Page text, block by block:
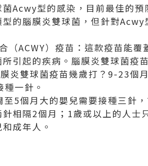
Acwy型的感染，目前最佳的
的腦膜炎雙球菌，但針對Acwy
（ACWY）疫苗：這款疫苗能
引起的疾病。腦膜炎雙球菌疫
雙球菌疫苗幾歲打？9-23個月
一針。
個月大的嬰兒需要接種三針，
相隔2個月；1歲或以上的人士
成年人。